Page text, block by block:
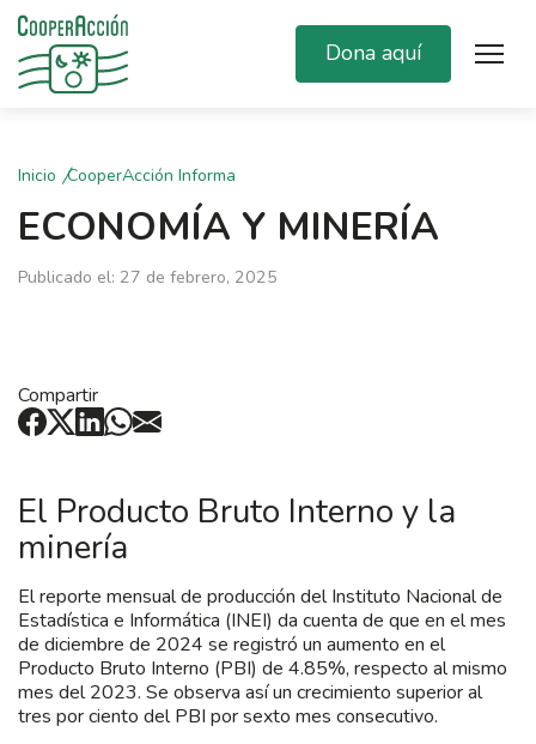
Dona aquí
Inicio CooperAcción Informa
ECONOMÍA Y MINERÍA
Publicado el: 27 de febrero, 2025
Compartir
El Producto Bruto Interno y la
minería
El reporte mensual de producción del Instituto Nacional de
Estadística e Informática (INEI) da cuenta de que en el mes
de diciembre de 2024 se registró un aumento en el
Producto Bruto Interno (PBI) de 4.85%, respecto al mismo
mes del 2023. Se observa así un crecimiento superior al
tres por ciento del PBI por sexto mes consecutivo.